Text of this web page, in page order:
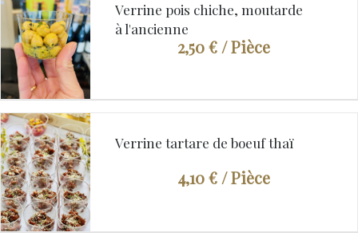
Verrine pois chiche, moutarde
à l'ancienne
2,50 €/ Pièce
Verrine tartare de boeuf thaï
4,10 €/ Pièce